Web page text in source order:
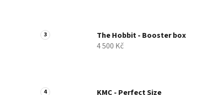
n
e
The Hobbit - Booster box
4 500 Kč
KMC - Perfect Size